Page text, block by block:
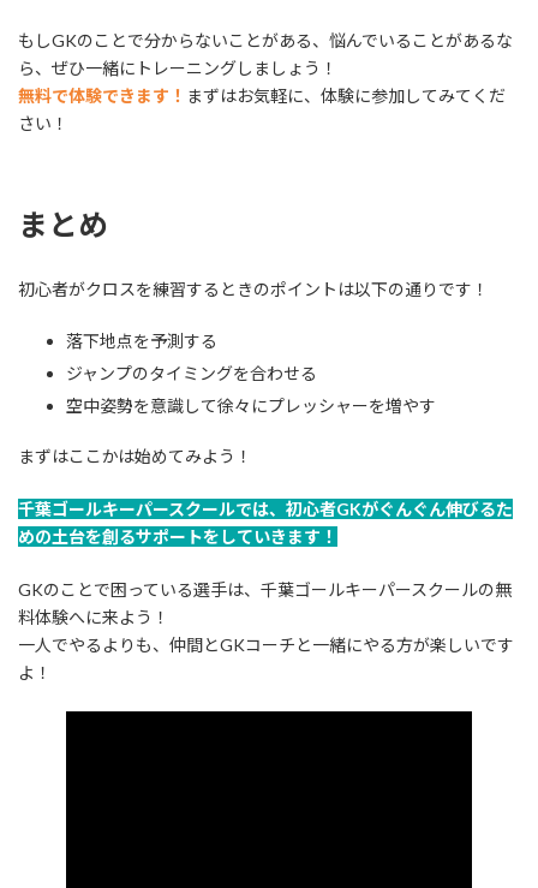
もしGKのことで分からないことがある、悩んでいることがあるな
ら、ぜひ一緒にトレーニングしましょう！
無料で体験できます！ まずはお気軽に、体験に参加してみてくだ
さい！
まとめ
初心者がクロスを練習するときのポイントは以下の通りです！
落下地点を予測する
ジャンプのタイミングを合わせる
空中姿勢を意識して徐々にプレッシャーを増やす
まずはここかは始めてみよう！
千葉ゴールキーパースクールでは、初心者GKがぐんぐん伸びるた
めの土台を創るサポートをしていきます！
GKのことで困っている選手は、千葉ゴールキーパースクールの無
料体験へに来よう！
一人でやるよりも、仲間とGKコーチと一緒にやる方が楽しいです
よ！